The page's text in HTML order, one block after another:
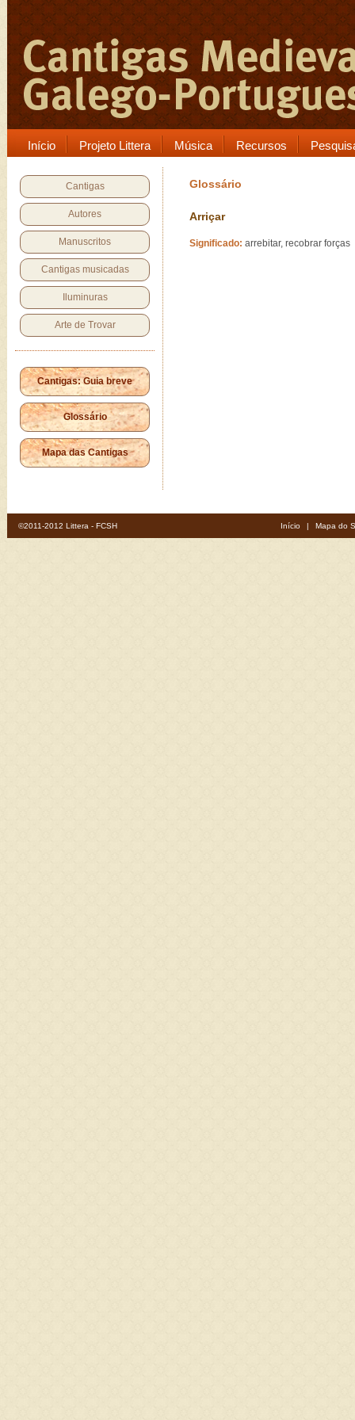
Início Projeto Littera Música Recursos
Cantigas
Autores
Manuscritos
Cantigas musicadas
Iluminuras
Arte de Trovar
Cantigas: Guia breve
Glossário
Mapa das Cantigas
Glossário
Arriçar
Significado: arrebitar, recobrar forças
©2011-2012 Littera - FCSH Início | Mapa do